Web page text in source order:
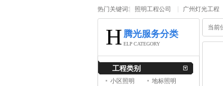
热门关键词: 照明工程公司 广州灯光工程
H 腾光服务分类
ELP CATEGORY
工程类别
小区照明
地标照明
当前